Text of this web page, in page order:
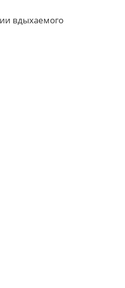
вдыхаемого